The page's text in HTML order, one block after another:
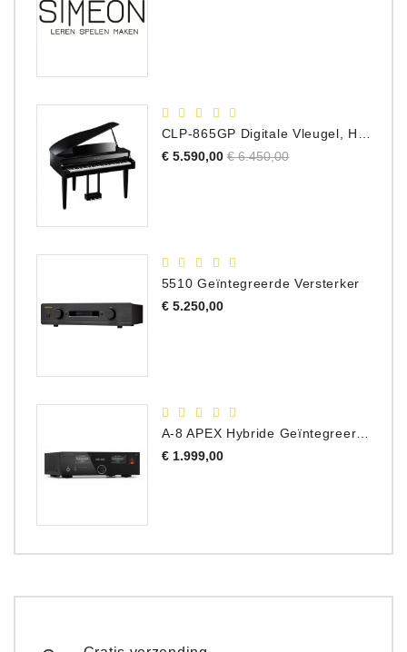
CLP-865GP Digitale Vleugel, Hoogglans Zwart, DEMO Model
€ 5.590,00 Normale
€ 6.450,00Prijs
5510 Geïntegreerde Versterker
€ 5.250,00Prijs
€ 1.999,00Prijs